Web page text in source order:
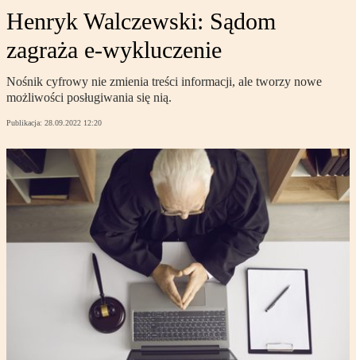
Henryk Walczewski: Sądom
zagraża e-wykluczenie
Nośnik cyfrowy nie zmienia treści informacji, ale tworzy nowe
możliwości posługiwania się nią.
Publikacja: 28.09.2022 12:20